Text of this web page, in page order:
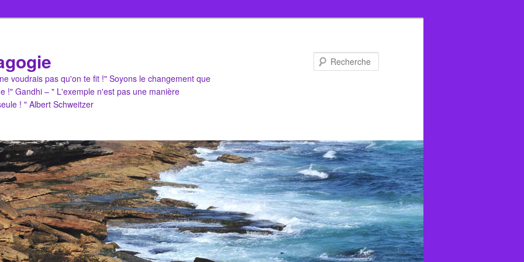
voudrais pas qu'on te fit !" Soyons le changement que
!" Gandhi – " L'exemple n'est pas une manière
! " Albert Schweitzer